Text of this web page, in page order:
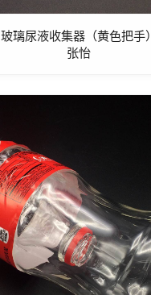
玻璃尿液收集器（黄色把手）
张怡